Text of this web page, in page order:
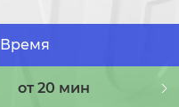
Время
от 20 мин